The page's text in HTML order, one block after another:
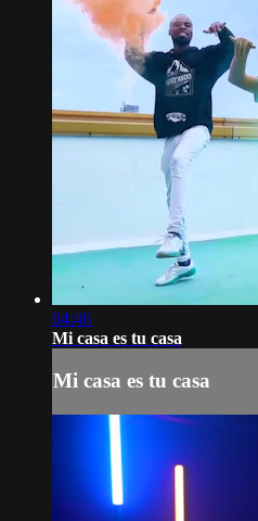
04:46
Mi casa es tu casa
Mi casa es tu casa